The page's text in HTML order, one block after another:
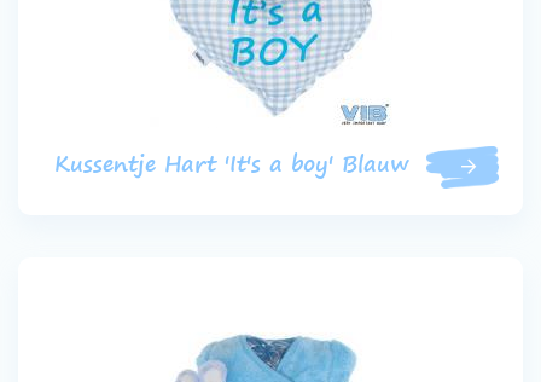
Kussentje Hart 'It's a boy' Blauw